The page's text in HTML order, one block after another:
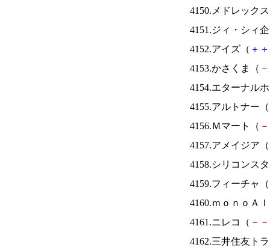
4150.メドレック
4151.ジィ・シィ
4152.アイズ（ ＋ ＋
4153.かさくま（ －
4154.エターナル
4155.アルトナー（
4156.Ｍマート（ －
4157.アメイジア（
4158.シリコンス
4159.フィーチャ（
4160.ｍｏｎｏＡ
4161.ニレコ（ － －
4162.三井住友ト